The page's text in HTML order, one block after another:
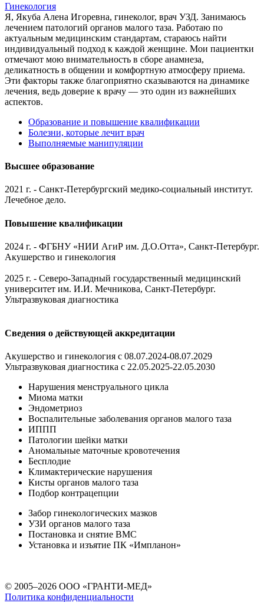
Гинекология
Я, Якуба Алена Игоревна, гинеколог, врач УЗД. Занимаюсь
лечением патологий органов малого таза. Работаю по
актуальным медицинским стандартам, стараюсь найти
индивидуальный подход к каждой женщине. Мои пациентки
отмечают мою внимательность в сборе анамнеза,
деликатность в общении и комфортную атмосферу приема.
Эти факторы также благоприятно сказываются на динамике
лечения, ведь доверие к врачу — это один из важнейших
аспектов.
Образование и повышение квалификации
Болезни, которые лечит врач
Выполняемые манипуляции
Высшее образование
2021 г. - Санкт-Петербургский медико-социальный институт.
Лечебное дело.
Повышение квалификации
2024 г. - ФГБНУ «НИИ АгиР им. Д.О.Отта», Санкт-Петербург.
Акушерство и гинекология
2025 г. - Северо-Западный государственный медицинский
университет им. И.И. Мечникова, Санкт-Петербург.
Ультразвуковая диагностика
Сведения о действующей аккредитации
Акушерство и гинекология с 08.07.2024-08.07.2029
Ультразвуковая диагностика с 22.05.2025-22.05.2030
Нарушения менструального цикла
Миома матки
Эндометриоз
Воспалительные заболевания органов малого таза
ИППП
Патологии шейки матки
Аномальные маточные кровотечения
Бесплодие
Климактерические нарушения
Кисты органов малого таза
Подбор контрацепции
Забор гинекологических мазков
УЗИ органов малого таза
Постановка и снятие ВМС
Установка и изъятие ПК «Импланон»
© 2005–2026 ООО «ГРАНТИ-МЕД»
Политика конфиденциальности